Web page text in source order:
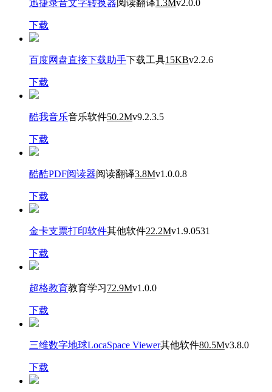
迅捷录音文字转换器 阅读翻译1.3Mv2.0.0
下载
百度网盘直接下载助手下载工具15KBv2.2.6
下载
酷我音乐音乐软件50.2Mv9.2.3.5
下载
酷酷PDF阅读器阅读翻译3.8Mv1.0.0.8
下载
金卡支票打印软件其他软件22.2Mv1.9.0531
下载
超格教育教育学习72.9Mv1.0.0
下载
三维数字地球LocaSpace Viewer其他软件80.5Mv3.8.0
下载